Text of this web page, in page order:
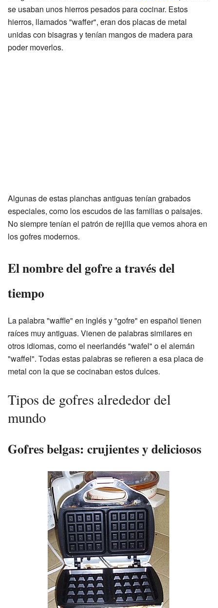
se usaban unos hierros pesados para cocinar. Estos
hierros, llamados "waffer", eran dos placas de metal
unidas con bisagras y tenían mangos de madera para
poder moverlos.
Algunas de estas planchas antiguas tenían grabados
especiales, como los escudos de las familias o paisajes.
No siempre tenían el patrón de rejilla que vemos ahora en
los gofres modernos.
El nombre del gofre a través del
tiempo
La palabra "waffle" en inglés y "gofre" en español tienen
raíces muy antiguas. Vienen de palabras similares en
otros idiomas, como el neerlandés "wafel" o el alemán
"waffel". Todas estas palabras se refieren a esa placa de
metal con la que se cocinaban estos dulces.
Tipos de gofres alrededor del
mundo
Gofres belgas: crujientes y deliciosos